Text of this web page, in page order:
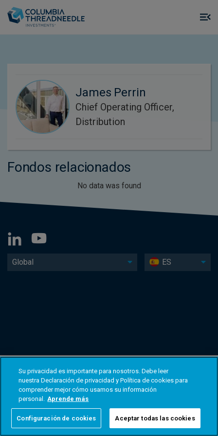
James Perrin
Chief Operating Officer,
Distribution
Fondos relacionados
No data was found
Global ES
Su privacidad es importante para nosotros. Debe leer
nuestra Declaración de privacidad y Política de cookies para
comprender mejor cómo usamos su información
personal. Aprende más
Configuración de cookies Aceptar todas las cookies